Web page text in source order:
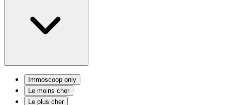
Immoscoop only
Le moins cher
Le plus cher